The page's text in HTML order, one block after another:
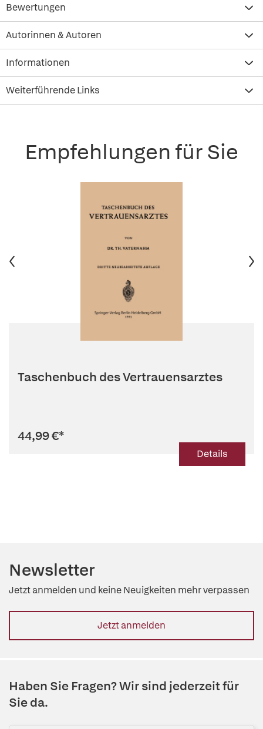
Bewertungen
Autorinnen & Autoren
Informationen
Weiterführende Links
Empfehlungen für Sie
Taschenbuch des Vertrauensarztes
44,99 €*
Details
Newsletter
Jetzt anmelden und keine Neuigkeiten mehr verpassen
Jetzt anmelden
Haben Sie Fragen? Wir sind jederzeit für
Sie da.